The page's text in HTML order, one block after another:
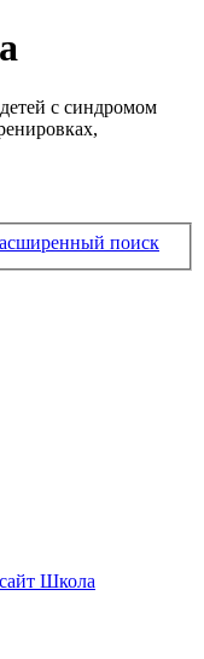
с синдромом
поиск
Школа